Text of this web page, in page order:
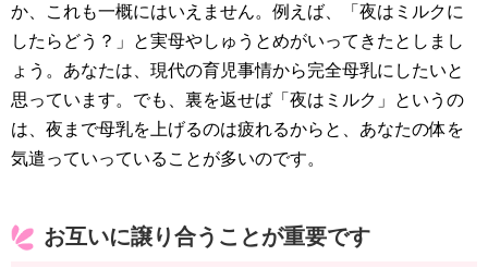
か、これも一概にはいえません。例えば、「夜はミルクに
したらどう？」と実母やしゅうとめがいってきたとしまし
ょう。あなたは、現代の育児事情から完全母乳にしたいと
思っています。でも、裏を返せば「夜はミルク」というの
は、夜まで母乳を上げるのは疲れるからと、あなたの体を
気遣っていっていることが多いのです。
お互いに譲り合うことが重要です